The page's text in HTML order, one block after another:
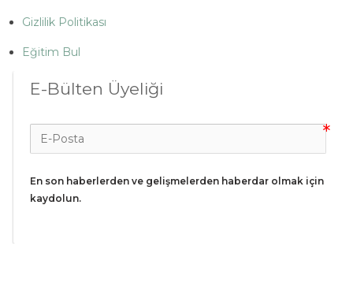
Gizlilik Politikası
Eğitim Bul
E-Bülten Üyeliği
En son haberlerden ve gelişmelerden haberdar olmak için
kaydolun.